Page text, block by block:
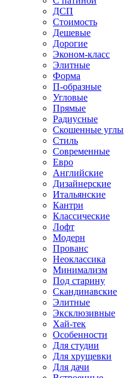
ДСП
Стоимость
Дешевые
Дорогие
Эконом-класс
Элитные
Форма
П-образные
Угловые
Прямые
Радиусные
Скошенные углы
Стиль
Современные
Евро
Английские
Дизайнерские
Итальянские
Кантри
Классические
Лофт
Модерн
Прованс
Неоклассика
Минимализм
Под старину
Скандинавские
Элитные
Эксклюзивные
Хай-тек
Особенности
Для студии
Для хрущевки
Для дачи